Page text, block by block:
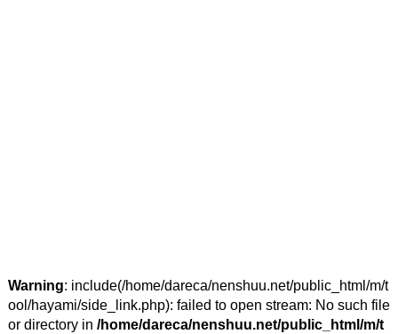
Warning: include(/home/dareca/nenshuu.net/public_html/m/t
ool/hayami/side_link.php): failed to open stream: No such file
or directory in /home/dareca/nenshuu.net/public_html/m/t